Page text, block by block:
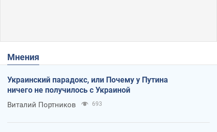
Мнения
Украинский парадокс, или Почему у Путина
ничего не получилось с Украиной
Виталий Портников 693